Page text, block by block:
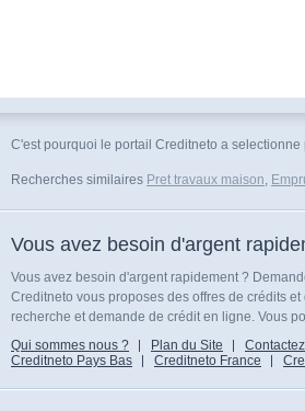
C'est pourquoi le portail Creditneto a
Recherches similaires Pret travaux maison,
Vous avez besoin d'argent
Vous avez besoin d'argent rapidement ?
Creditneto vous proposes des offres de crédits
recherche et demande de crédit en ligne. Vous
Qui sommes nous ?
Plan du Site
Creditneto Pays Bas
Creditneto France